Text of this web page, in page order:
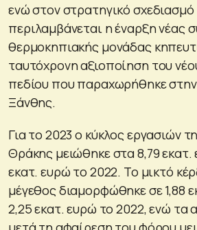
ενώ στον στρατηγικό σχεδιασμό
περιλαμβάνεται η έναρξη νέας
θερμοκηπιακής μονάδας
ταυτόχρονη αξιοποίηση του
πεδίου που παραχωρήθηκε
Ξάνθης.
Για το 2023 ο κύκλος εργασιών
Θράκης μειώθηκε στα 8,79
εκατ. ευρώ το 2022. Το μικτό
μέγεθος διαμορφώθηκε σε 1,88
2,25 εκατ. ευρώ το 2022, ενώ τα